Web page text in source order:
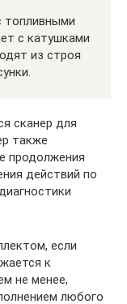
топливными
с катушками
из строя
сканер для
также
продолжения
действий по
если
к
не менее,
любого